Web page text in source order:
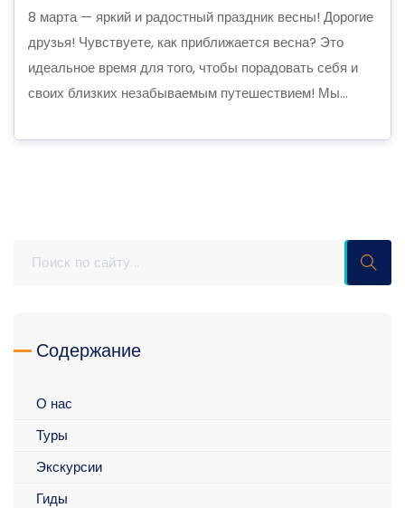
8 марта — яркий и радостный праздник весны! Дорогие
друзья! Чувствуете, как приближается весна? Это
идеальное время для того, чтобы порадовать себя и
своих близких незабываемым путешествием! Мы...
Содержание
О нас
Туры
Экскурсии
Гиды